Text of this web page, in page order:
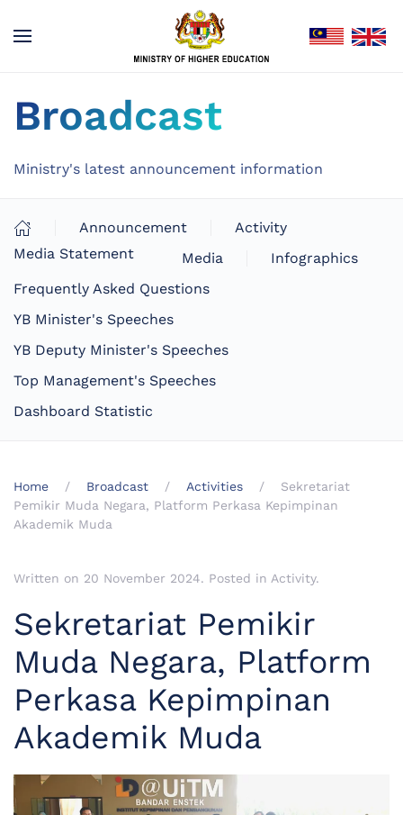
Broadcast
Ministry's latest announcement information
Announcement
Activity
Media Statement
Media
Infographics
Frequently Asked Questions
YB Minister's Speeches
YB Deputy Minister's Speeches
Top Management's Speeches
Dashboard Statistic
Home Broadcast Activities
Sekretariat
Pemikir Muda Negara, Platform Perkasa Kepimpinan
Akademik Muda
Written on 20 November 2024. Posted in Activity.
Sekretariat Pemikir
Muda Negara, Platform
Perkasa Kepimpinan
Akademik Muda